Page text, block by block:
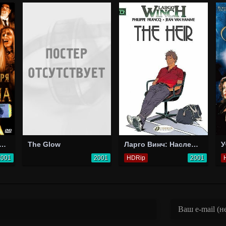
Сокровище царя Соломона The Glow
2001
Ларго Винч: Наследник
HDRip 2001